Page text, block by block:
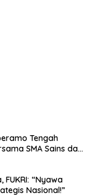
Tengah
SMA Sains dan
“Nyawa
Nasional!”